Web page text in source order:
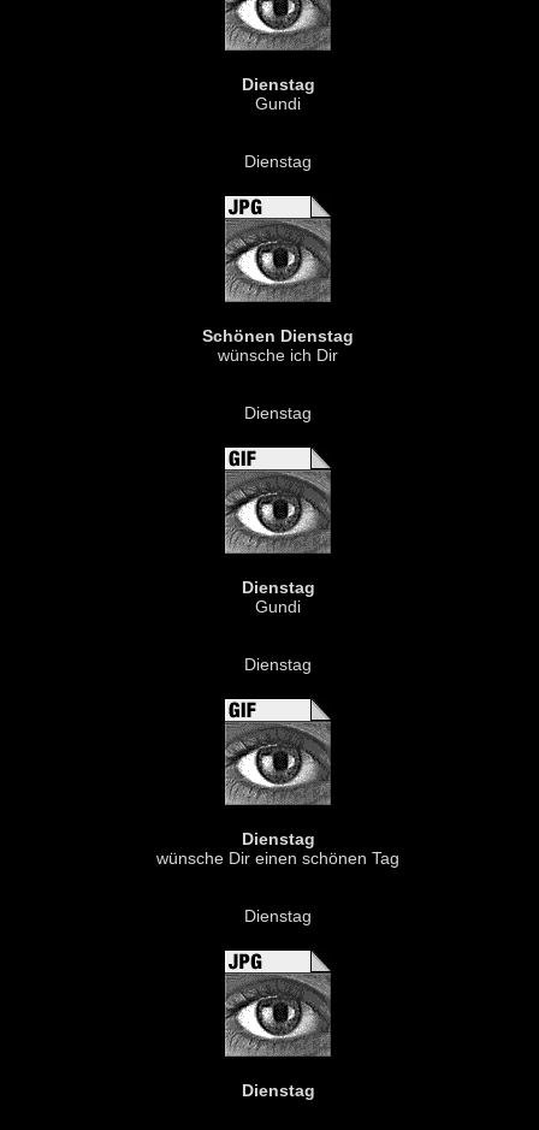
Dienstag
Gundi
Dienstag
Schönen Dienstag
wünsche ich Dir
Dienstag
Dienstag
Gundi
Dienstag
Dienstag
wünsche Dir einen schönen Tag
Dienstag
Dienstag